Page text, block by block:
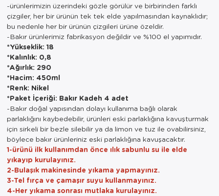
-ürünlerimizin üzerindeki gözle görülür ve birbirinden farklı
çizgiler, her bir ürünün tek tek elde yapılmasından kaynaklıdır;
bu nedenle her bir ürünün çizgileri ürüne özeldir.
-Bakır ürünlerimiz fabrikasyon değildir ve %100 el yapımıdır.
*Yükseklik: 18
*Kalınlık: 0,8
*Ağırlık: 290
*Hacim: 450ml
*Renk: Nikel
*Paket İçeriği: Bakır Kadeh 4 adet
-Bakır doğal yapısından dolayı kullanıma bağlı olarak
parlaklığını kaybedebilir, ürünleri eski parlaklığına kavuşturmak
için sirkeli bir bezle silebilir ya da limon ve tuz ile ovabilirsiniz,
böylece bakır ürünleriniz eski parlaklığına kavuşacaktır.
1-ürünü ilk kullanımdan önce ılık sabunlu su ile elde
yıkayıp kurulayınız.
2-Bulaşık makinesinde yıkama yapmayınız.
3-Tel fırça ve çamaşır suyu kullanmayınız.
4-Her yıkama sonrası mutlaka kurulayınız.